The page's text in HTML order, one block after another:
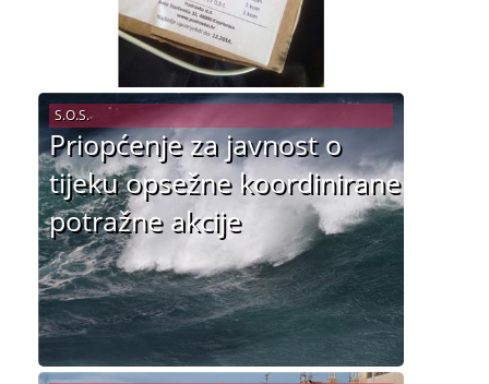
Priopćenje za javnost o
tijeku opsežne koordinirane
potražne akcije
S.O.S.